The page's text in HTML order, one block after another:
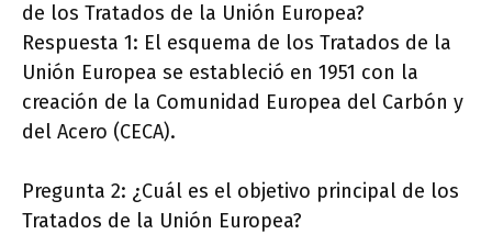
de los Tratados de la Unión Europea?
Respuesta 1: El esquema de los Tratados de la
Unión Europea se estableció en 1951 con la
creación de la Comunidad Europea del Carbón y
del Acero (CECA).
Pregunta 2: ¿Cuál es el objetivo principal de los
Tratados de la Unión Europea?